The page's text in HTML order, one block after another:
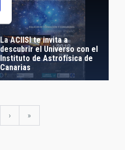
La ACIISI te invita a
descubrir el Universo con el
Instituto de Astrofísica de
Canarias
Next
›
last
»